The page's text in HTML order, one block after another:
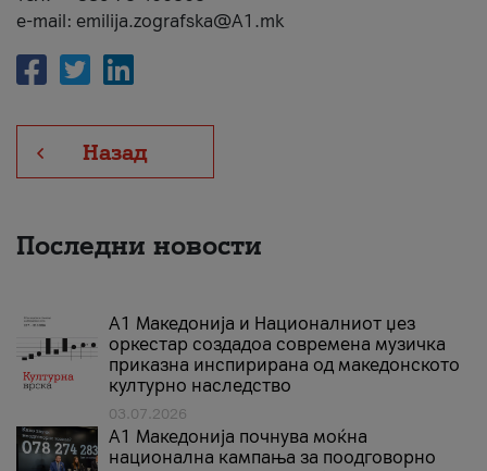
e-mail: emilija.zografska@A1.mk
Назад
Последни новости
А1 Македонија и Националниот џез
оркестар создадоа современа музичка
приказна инспирирана од македонското
културно наследство
03.07.2026
A1 Македонија почнува моќна
национална кампања за поодговорно